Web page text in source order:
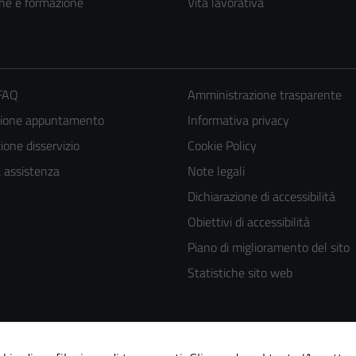
appuntamento
disservizio
assistenza
Amministrazione trasparente
Informativa privacy
Cookie Policy
Note legali
Dichiarazione di accessibilità
Obiettivi di accessibilità
Piano di miglioramento del sito
Statistiche sito web